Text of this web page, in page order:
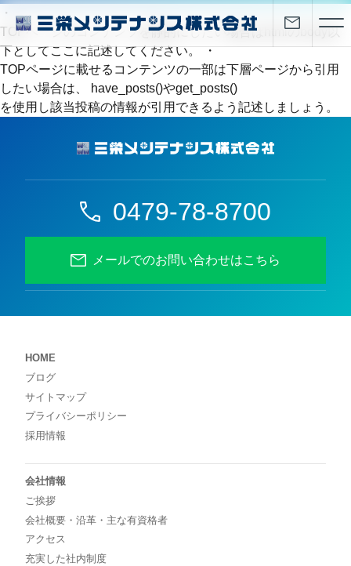
・
TOPページのコンテンツを静的にしたい場合はhtmlのbody以
下としてここに記述してください。 ・
TOPページに載せるコンテンツの一部は下層ページから引用
したい場合は、 have_posts()やget_posts()
を使用し該当投稿の情報が引用できるよう記述しましょう。
0479-78-8700
メールでのお問い合わせはこちら
HOME
ブログ
サイトマップ
プライバシーポリシー
採用情報
会社情報
ご挨拶
会社概要・沿革・主な有資格者
アクセス
充実した社内制度